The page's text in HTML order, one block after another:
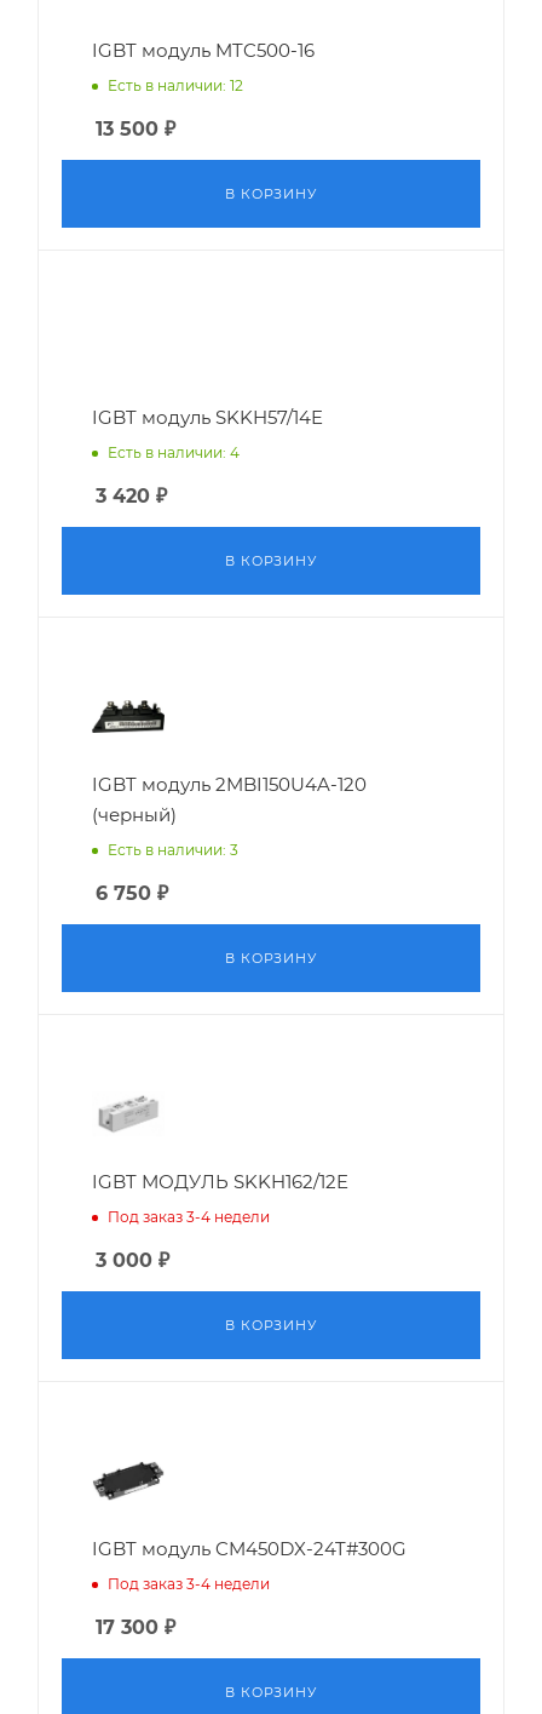
IGBT модуль MTC500-16
Есть в наличии: 12
13 500 ₽
В КОРЗИНУ
IGBT модуль SKKH57/14E
Есть в наличии: 4
3 420 ₽
В КОРЗИНУ
IGBT модуль 2MBI150U4A-120
(черный)
Есть в наличии: 3
6 750 ₽
В КОРЗИНУ
IGBT МОДУЛЬ SKKH162/12E
Под заказ 3-4 недели
3 000 ₽
В КОРЗИНУ
IGBT модуль CM450DX-24T#300G
Под заказ 3-4 недели
17 300 ₽
В КОРЗИНУ